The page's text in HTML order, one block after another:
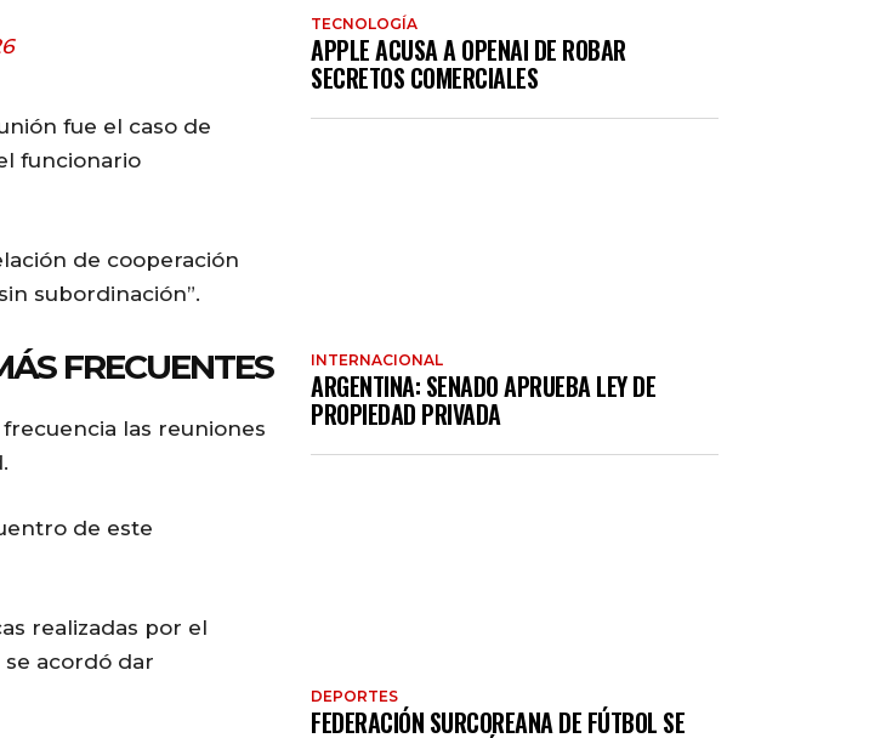
fue el caso de
funcionario
de cooperación
subordinación”.
FRECUENTES
las reuniones
de este
realizadas por el
acordó dar
TECNOLOGÍA
APPLE ACUSA A OPENAI DE ROBAR
SECRETOS COMERCIALES
INTERNACIONAL
ARGENTINA: SENADO APRUEBA LEY DE
PROPIEDAD PRIVADA
DEPORTES
FEDERACIÓN SURCOREANA DE FÚTBOL SE